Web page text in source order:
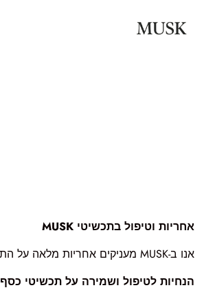
אחריות וטיפול בתכשיטי MUSK
אנו ב-MUSK מעניקים אחריות מלאה על התכשיטים למשך שנה. לפרטים המלאים אודות היקף האחריות, ניתן לעיין בתקנון האתר.
הנחיות לטיפול ושמירה על תכשיטי כסף 925: